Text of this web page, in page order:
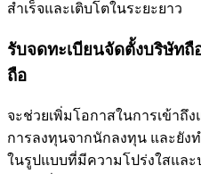
สำเร็จและเติบโตในระยะยาว
รับจดทะเบียนจัดตั้งบริษัทถื
ถือ
จะช่วยเพิ่มโอกาสในการเข้าถึ
การลงทุนจากนักลงทุน และยัง
ในรูปแบบที่มีความโปร่งใสแล